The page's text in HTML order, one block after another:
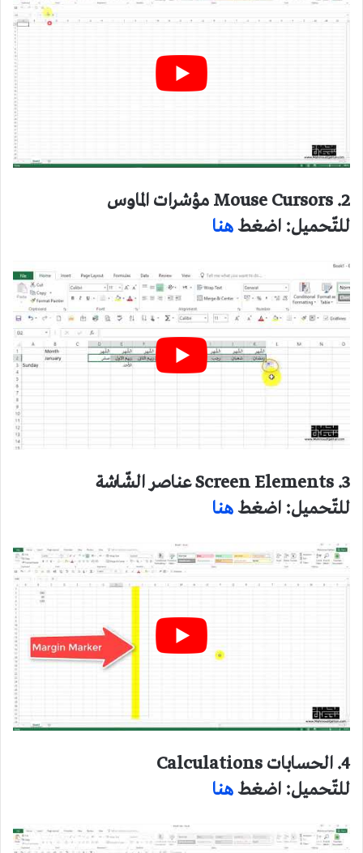
2. Mouse Cursors مؤشرات الماوس
للتّحميل: اضغطهنا
3. Screen Elements عناصر الشّاشة
للتّحميل: اضغطهنا
4. الحسابات Calculations
للتّحميل: اضغطهنا